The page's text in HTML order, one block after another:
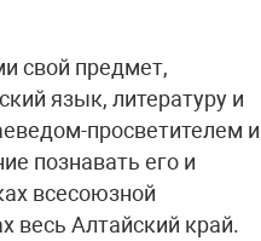
свой предмет,
язык, литературу и
просветителем и
познавать его и
всесоюзной
весь Алтайский край.